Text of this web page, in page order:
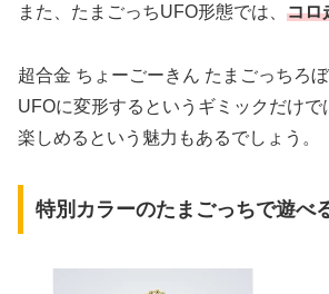
また、たまごっちUFO形態では、 コロ
超合金 ちょーごーきん たまごっちろ
UFOに変形するというギミックだけで
楽しめるという魅力もあるでしょう。
特別カラーのたまごっちで遊べ